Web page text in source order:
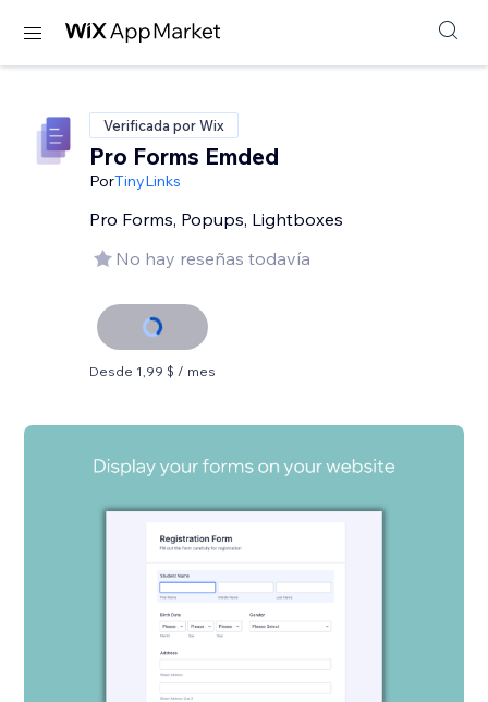
Verificada por Wix
Pro Forms Emded
PorTinyLinks
Pro Forms, Popups, Lightboxes
No hay reseñas todavía
Desde 1,99 $ / mes